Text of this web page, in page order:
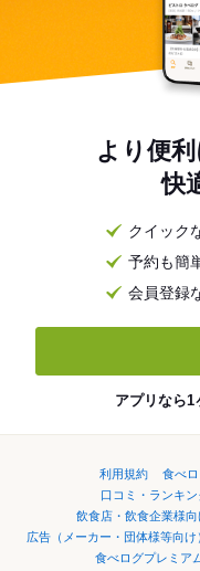
より便
快
クイック
予約も簡
会員登録
アプリなら1
利用規約 食べ
口コミ・ランキ
飲食店・飲食企業様向
広告（メーカー・団体様等向け
食べログプレミア